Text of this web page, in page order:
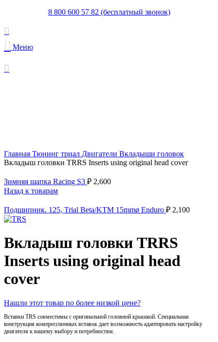
8 800 600 57 82 (бесплатный звонок)
Меню
Главная Тюнинг триал Двигатели Вкладыши головок
Вкладыш головки TRRS Inserts using original head cover
Зимняя шапка Racing S3 ₽ 2,600
Назад к товарам
Подшипник. 125, Trial Beta/KTM 15mmø Enduro ₽ 2,100
Вкладыш головки TRRS
Inserts using original head
cover
Нашли этот товар по более низкой цене?
Вставки TRS совместимы с оригинальной головной крышкой. Специальная
конструкция компрессионных вставок дает возможность адаптировать настройку
двигателя к вашему выбору и потребностям.